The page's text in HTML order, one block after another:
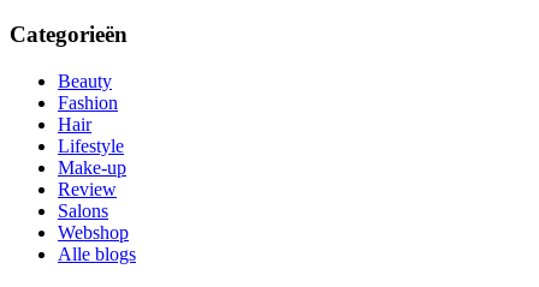
Categorieën
Beauty
Fashion
Hair
Lifestyle
Make-up
Review
Salons
Webshop
Alle blogs